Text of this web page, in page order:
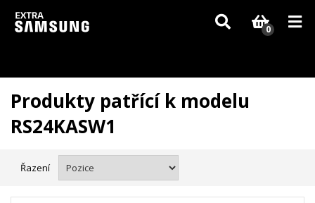
Vzhledem k aktuální situaci se může dodání dílů, které nejsou skladem,
zpozdit. Děkujeme za pochopení.
0
Produkty patřící k modelu
RS24KASW1
Řazení